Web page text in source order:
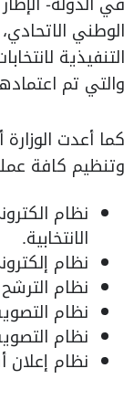
الوطني
التنفيذية
والتي تم
كما أعدت
وتنظيم كافة
نظام
الانتخابية.
نظام
نظام
نظام
نظام
نظام إعلان